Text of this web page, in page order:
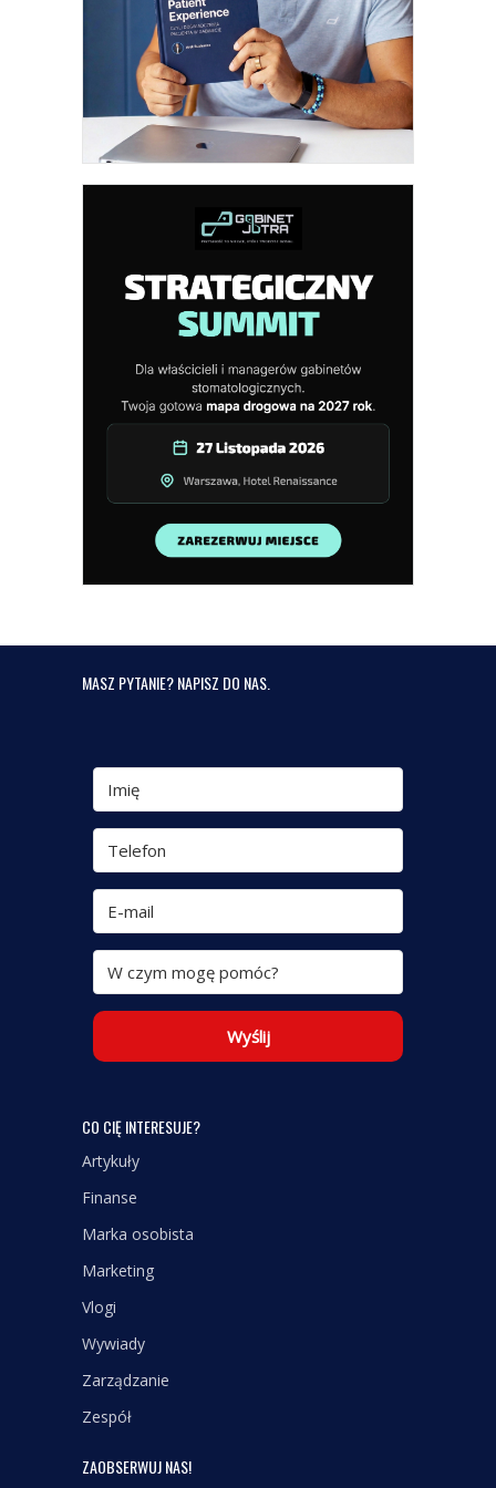
MASZ PYTANIE? NAPISZ DO NAS.
Wyślij
CO CIĘ INTERESUJE?
Artykuły
Finanse
Marka osobista
Marketing
Vlogi
Wywiady
Zarządzanie
Zespół
ZAOBSERWUJ NAS!